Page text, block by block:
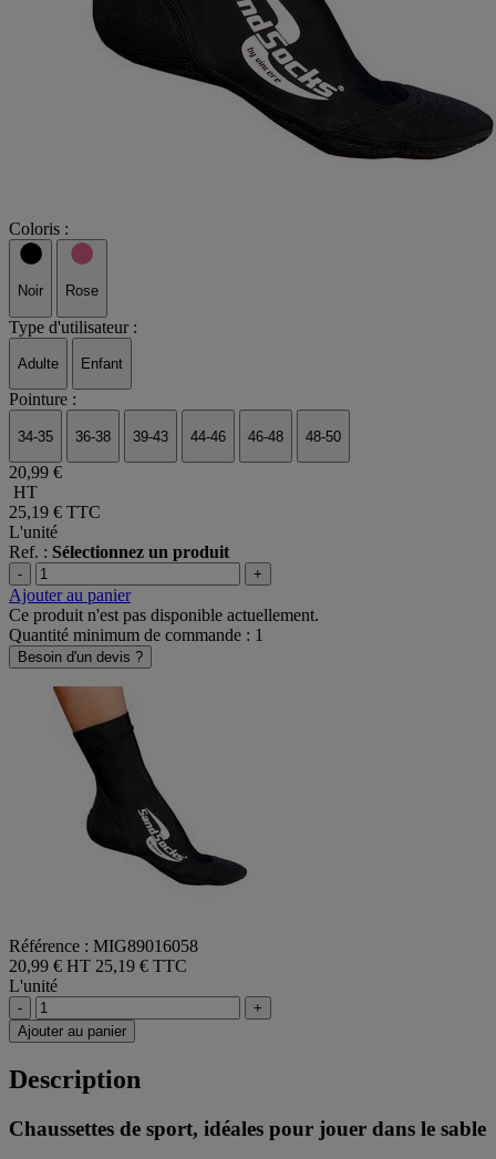
Coloris :
Noir Rose
Type d'utilisateur :
Adulte Enfant
Pointure :
34-35 36-38 39-43 44-46 46-48 48-50
20,99 €
HT
25,19 € TTC
L'unité
Ref. : Sélectionnez un produit
- +
Ajouter au panier
Ce produit n'est pas disponible actuellement.
Quantité minimum de commande : 1
Besoin d'un devis ?
Référence : MIG89016058
20,99 € HT 25,19 € TTC
L'unité
-
+
Ajouter au panier
Description
Chaussettes de sport, idéales pour jouer dans le sable